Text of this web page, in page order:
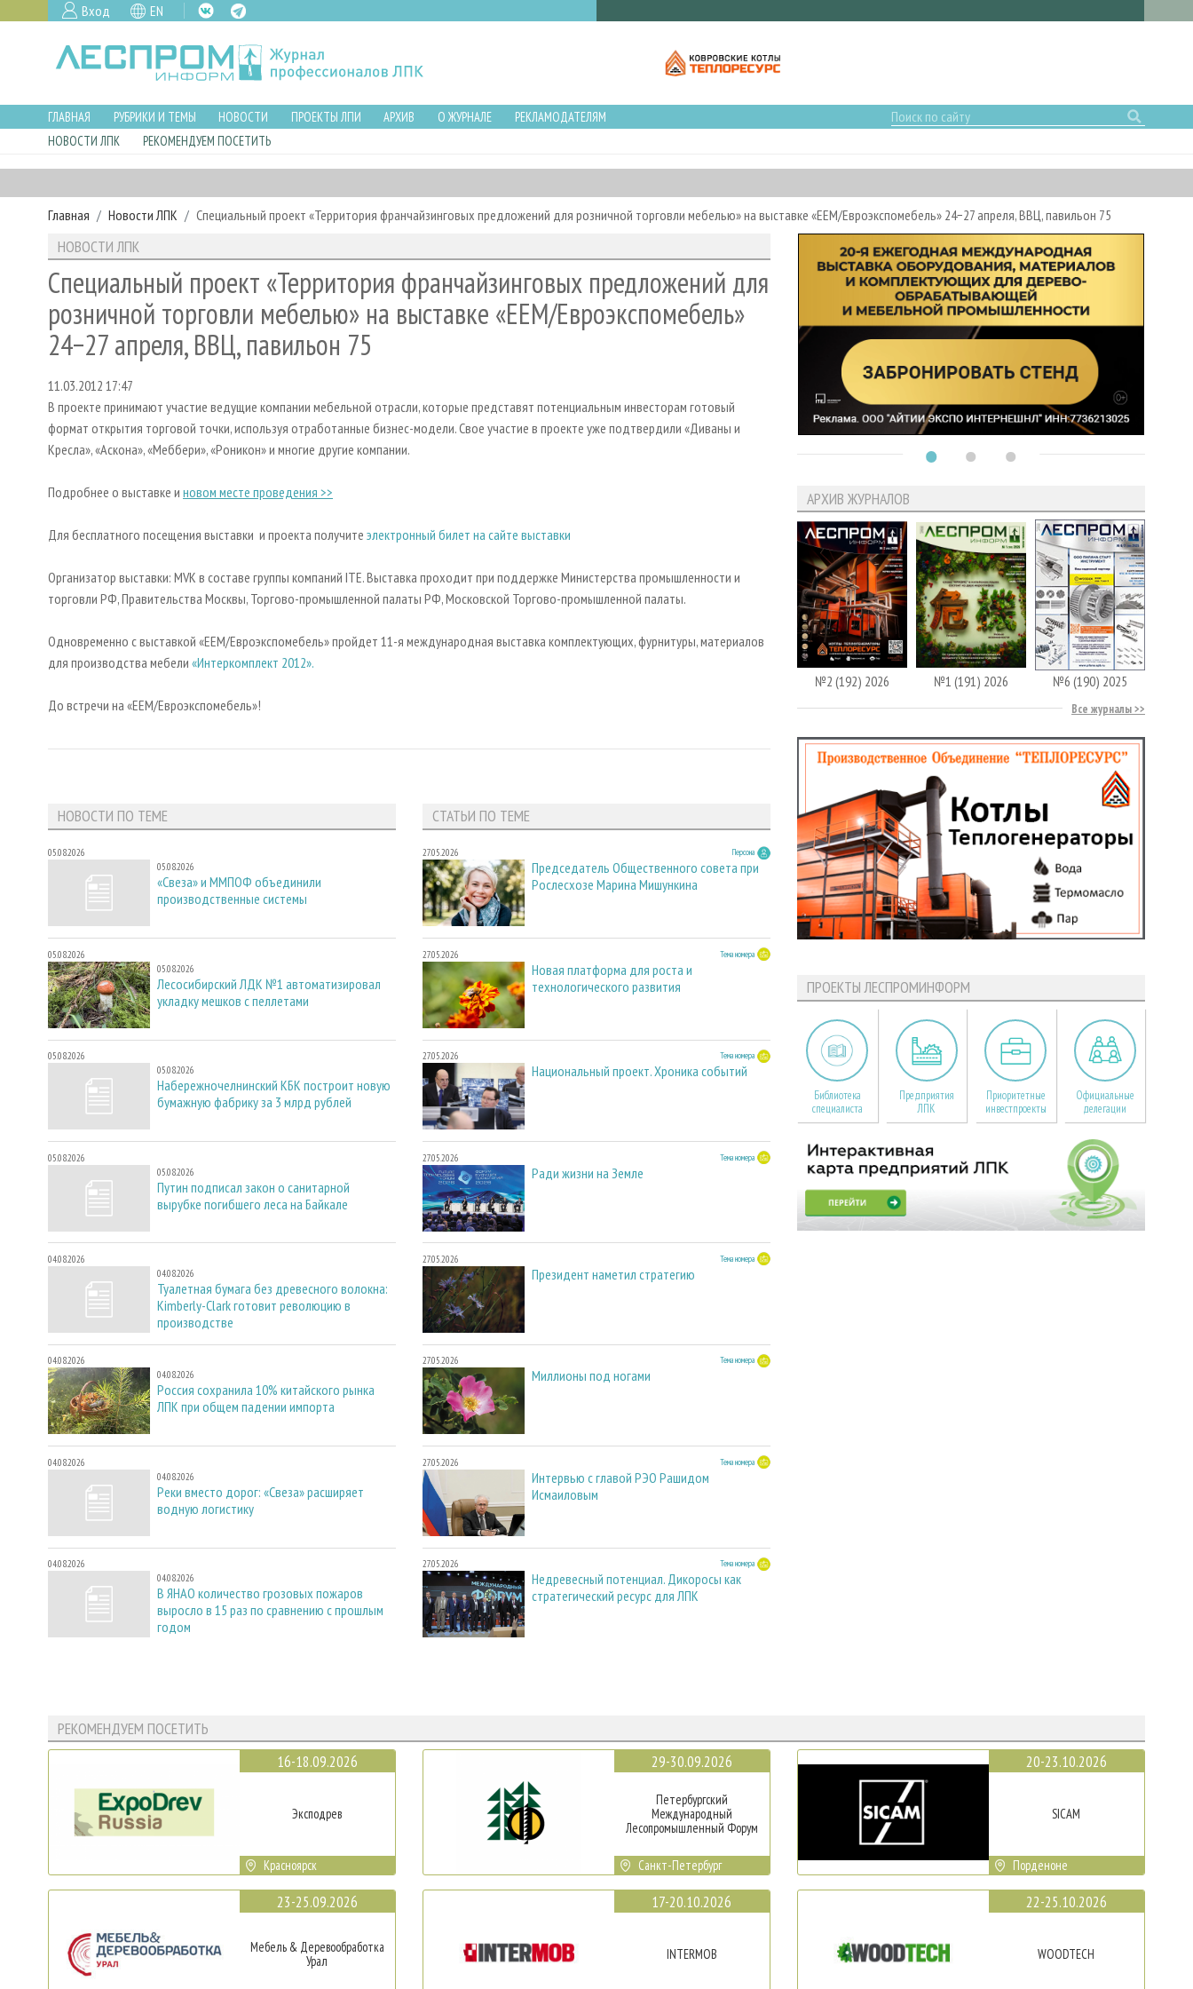
Вход EN
ГЛАВНАЯ РУБРИКИ И ТЕМЫ НОВОСТИ ПРОЕКТЫ ЛПИ АРХИВ О ЖУРНАЛЕ
РЕКЛАМОДАТЕЛЯМ
НОВОСТИ ЛПК
РЕКОМЕНДУЕМ ПОСЕТИТЬ
Главная Новости ЛПК Специальный проект «Территория франчайзинговых предложений для розничной торговли мебелью» на выставке «ЕЕМ/Евроэкспомебель» 24−27 апреля, ВВЦ, павильон 75
НОВОСТИ ЛПК
Специальный проект «Территория франчайзинговых предложений для
розничной торговли мебелью» на выставке «ЕЕМ/Евроэкспомебель»
24−27 апреля, ВВЦ, павильон 75
11.03.2012 17:47
В проекте принимают участие ведущие компании мебельной отрасли, которые представят потенциальным инвесторам готовый
формат открытия торговой точки, используя отработанные бизнес-модели. Свое участие в проекте уже подтвердили «Диваны и
Кресла», «Аскона», «Меббери», «Роникон» и многие другие компании.
Подробнее о выставке и новом месте проведения >>
Для бесплатного посещения выставки и проекта получите электронный билет на сайте выставки
Организатор выставки: MVK в составе группы компаний ITE. Выставка проходит при поддержке Министерства промышленности и
торговли РФ, Правительства Москвы, Торгово-промышленной палаты РФ, Московской Торгово-промышленной палаты.
Одновременно с выставкой «ЕЕМ/Евроэкспомебель» пройдет 11-я международная выставка комплектующих, фурнитуры, материалов
для производства мебели «Интеркомплект 2012».
До встречи на «ЕЕМ/Евроэкспомебель»!
НОВОСТИ ПО ТЕМЕ
05.08.2026
05.08.2026
«Свеза» и ММПОФ объединили
производственные системы
05.08.2026
05.08.2026
Лесосибирский ЛДК №1 автоматизировал
укладку мешков с пеллетами
05.08.2026
05.08.2026
Набережночелнинский КБК построит новую
бумажную фабрику за 3 млрд рублей
05.08.2026
05.08.2026
Путин подписал закон о санитарной
вырубке погибшего леса на Байкале
04.08.2026
04.08.2026
Туалетная бумага без древесного волокна:
Kimberly-Clark готовит революцию в
производстве
04.08.2026
04.08.2026
Россия сохранила 10% китайского рынка
ЛПК при общем падении импорта
04.08.2026
04.08.2026
Реки вместо дорог: «Свеза» расширяет
водную логистику
04.08.2026
04.08.2026
В ЯНАО количество грозовых пожаров
выросло в 15 раз по сравнению с прошлым
годом
СТАТЬИ ПО ТЕМЕ
27.05.2026 Персона
Председатель Общественного совета при
Рослесхозе Марина Мишункина
27.05.2026 Тема номера
Новая платформа для роста и
технологического развития
27.05.2026 Тема номера
Национальный проект. Хроника событий
27.05.2026 Тема номера
Ради жизни на Земле
27.05.2026 Тема номера
Президент наметил стратегию
27.05.2026 Тема номера
Миллионы под ногами
27.05.2026 Тема номера
Интервью с главой РЭО Рашидом
Исмаиловым
27.05.2026 Тема номера
Недревесный потенциал. Дикоросы как
стратегический ресурс для ЛПК
АРХИВ ЖУРНАЛОВ
№2 (192) 2026 №1 (191) 2026 №6 (190) 2025
Все журналы
ПРОЕКТЫ ЛЕСПРОМИНФОРМ
Библиотека
специалиста
Предприятия
ЛПК
Приоритетные
инвестпроекты
Официальные
делегации
РЕКОМЕНДУЕМ ПОСЕТИТЬ
16-18.09.2026
Эксподрев
Красноярск
23-25.09.2026
Мебель & Деревообработка
Урал
29-30.09.2026
Петербургский
Международный
Лесопромышленный Форум
Санкт-Петербург
17-20.10.2026
INTERMOB
20-23.10.2026
SICAM
Порденоне
22-25.10.2026
WOODTECH